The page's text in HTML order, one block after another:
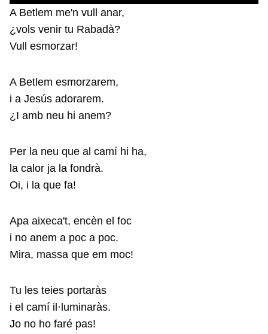
A Betlem me'n vull anar,
¿vols venir tu Rabadà?
Vull esmorzar!
A Betlem esmorzarem,
i a Jesús adorarem.
¿I amb neu hi anem?
Per la neu que al camí hi ha,
la calor ja la fondrà.
Oi, i la que fa!
Apa aixeca't, encèn el foc
i no anem a poc a poc.
Mira, massa que em moc!
Tu les teies portaràs
i el camí il·luminaràs.
Jo no ho faré pas!